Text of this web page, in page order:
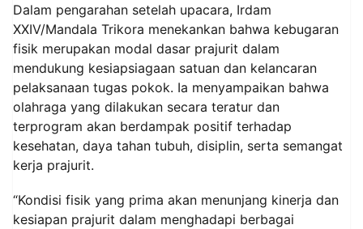
Dalam pengarahan setelah upacara, Irdam
XXIV/Mandala Trikora menekankan bahwa kebugaran
fisik merupakan modal dasar prajurit dalam
mendukung kesiapsiagaan satuan dan kelancaran
pelaksanaan tugas pokok. Ia menyampaikan bahwa
olahraga yang dilakukan secara teratur dan
terprogram akan berdampak positif terhadap
kesehatan, daya tahan tubuh, disiplin, serta semangat
kerja prajurit.
“Kondisi fisik yang prima akan menunjang kinerja dan
kesiapan prajurit dalam menghadapi berbagai